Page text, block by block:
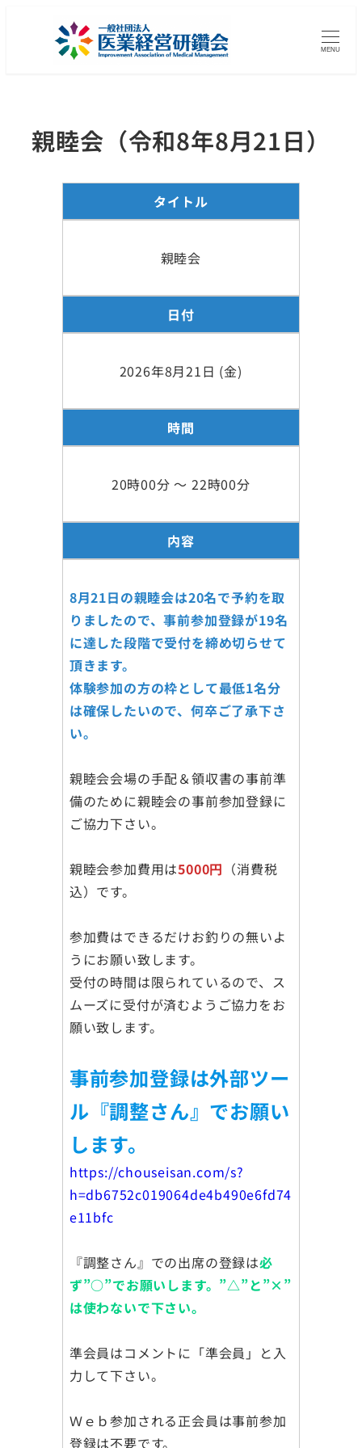
MENU
親睦会（令和8年8月21日）
タイトル
親睦会
日付
2026年8月21日 (金)
時間
20時00分 ～ 22時00分
内容
8月21日の親睦会は20名で予約を取
りましたので、事前参加登録が19名
に達した段階で受付を締め切らせて
頂きます。
体験参加の方の枠として最低1名分
は確保したいので、何卒ご了承下さ
い。
親睦会会場の手配＆領収書の事前準
備のために親睦会の事前参加登録に
ご協力下さい。
親睦会参加費用は5000円 （消費税
込）です。
参加費はできるだけお釣りの無いよ
うにお願い致します。
受付の時間は限られているので、ス
ムーズに受付が済むようご協力をお
願い致します。
事前参加登録は外部ツー
ル『調整さん』でお願い
します。
https://chouseisan.com/s?
h=db6752c019064de4b490e6fd74
e11bfc
『調整さん』での出席の登録は必
ず”○”でお願いします。”△”と”×”
は使わないで下さい。
準会員はコメントに「準会員」と入
力して下さい。
Ｗｅｂ参加される正会員は事前参加
登録は不要です。